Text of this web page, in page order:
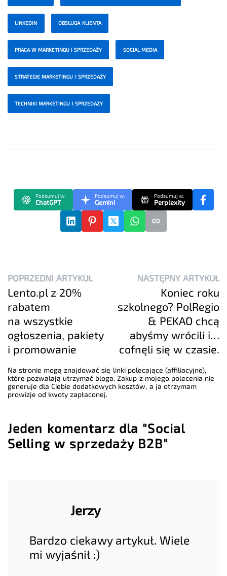
LINKEDIN OBSŁUGA KLIENTA
PRACA W MARKETINGU I SPRZEDAŻY SOCIAL MEDIA
STRATEGIE MARKETINGU I SPRZEDAŻY
TECHNIKI MARKETINGU I SPRZEDAŻY
Podsumuj w:
ChatGPT
Podsumuj w:
Gemini
Podsumuj w:
Perplexity
POPRZEDNI ARTYKUŁ
Lento.pl z 20%
rabatem
na wszystkie
ogłoszenia, pakiety
i promowanie
NASTĘPNY ARTYKUŁ
Koniec roku
szkolnego? PolRegio
& PEKAO chcą
abyśmy wrócili i…
cofnęli się w czasie.
Na stronie mogą znajdować się linki polecające (affiliacyjne),
które pozwalają utrzymać bloga. Zakup z mojego polecenia nie
generuje dla Ciebie dodatkowych kosztów, a ja otrzymam
prowizje od kwoty zapłaconej.
Jeden komentarz dla "Social
Selling w sprzedaży B2B"
Jerzy
Bardzo ciekawy artykuł. Wiele
mi wyjaśnił :)